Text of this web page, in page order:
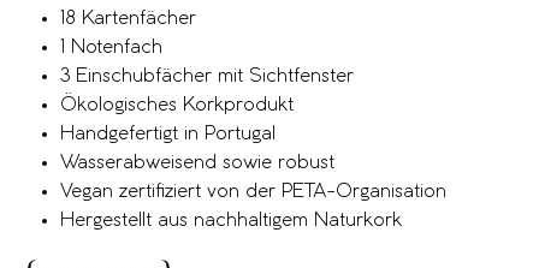
18 Kartenfächer
1 Notenfach
3 Einschubfächer mit Sichtfenster
Ökologisches Korkprodukt
Handgefertigt in Portugal
Wasserabweisend sowie robust
Vegan zertifiziert von der PETA-Organisation
Hergestellt aus nachhaltigem Naturkork